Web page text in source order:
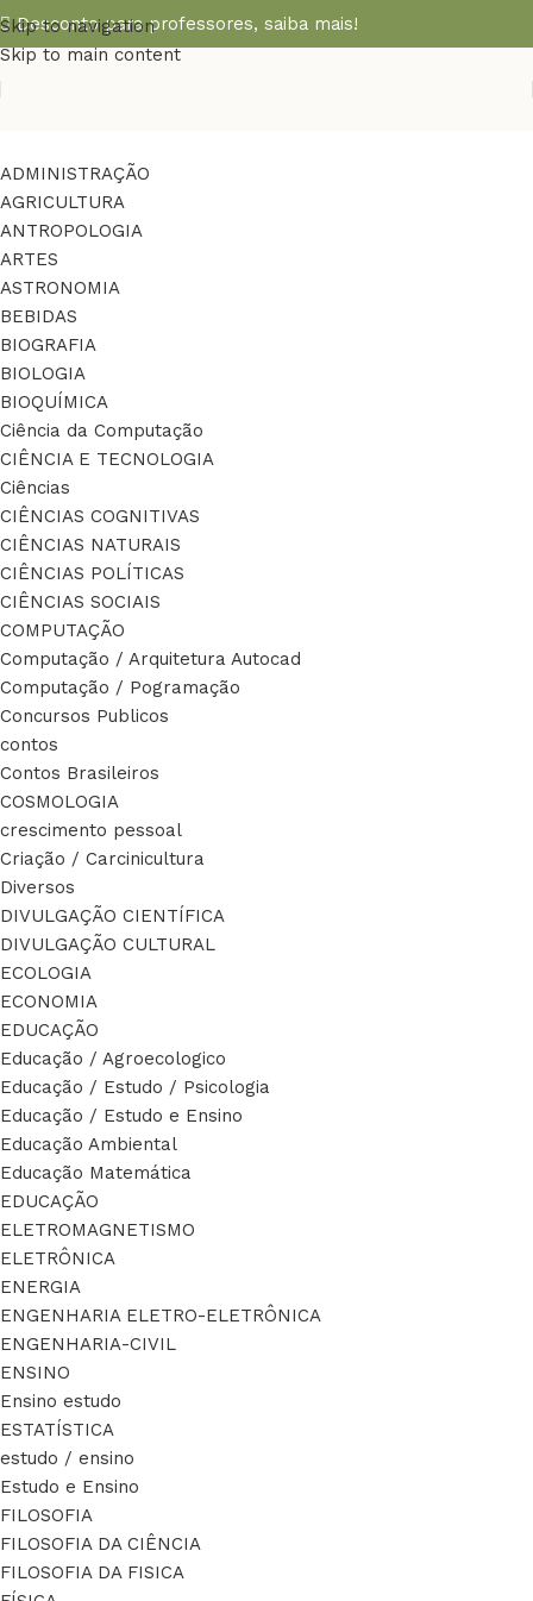
Skip to navigation
Skip to main content
Desconto para professores, saiba mais!
ADMINISTRAÇÃO
AGRICULTURA
ANTROPOLOGIA
ARTES
ASTRONOMIA
BEBIDAS
BIOGRAFIA
BIOLOGIA
BIOQUÍMICA
Ciência da Computação
CIÊNCIA E TECNOLOGIA
Ciências
CIÊNCIAS COGNITIVAS
CIÊNCIAS NATURAIS
CIÊNCIAS POLÍTICAS
CIÊNCIAS SOCIAIS
COMPUTAÇÃO
Computação / Arquitetura Autocad
Computação / Pogramação
Concursos Publicos
contos
Contos Brasileiros
COSMOLOGIA
crescimento pessoal
Criação / Carcinicultura
Diversos
DIVULGAÇÃO CIENTÍFICA
DIVULGAÇÃO CULTURAL
ECOLOGIA
ECONOMIA
EDUCAÇÃO
Educação / Agroecologico
Educação / Estudo / Psicologia
Educação / Estudo e Ensino
Educação Ambiental
Educação Matemática
EDUCAÇÃO
ELETROMAGNETISMO
ELETRÔNICA
ENERGIA
ENGENHARIA ELETRO-ELETRÔNICA
ENGENHARIA-CIVIL
ENSINO
Ensino estudo
ESTATÍSTICA
estudo / ensino
Estudo e Ensino
FILOSOFIA
FILOSOFIA DA CIÊNCIA
FILOSOFIA DA FISICA